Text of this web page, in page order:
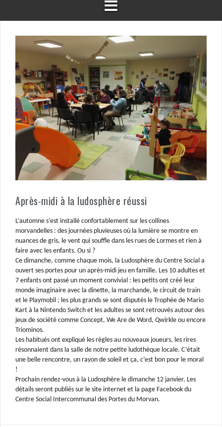
Après-midi à la ludosphère réussi
L’automne s’est installé confortablement sur les collines
morvandelles : des journées pluvieuses où la lumière se montre en
nuances de gris, le vent qui souffle dans les rues de Lormes et rien à
faire avec les enfants. Ou si ?
Ce dimanche, comme chaque mois, la Ludosphère du Centre Social a
ouvert ses portes pour un après-midi jeu en famille. Les 10 adultes et
7 enfants ont passé un moment convivial : les petits ont créé leur
monde imaginaire avec la dinette, la marchande, le circuit de train
et le Playmobil ; les plus grands se sont disputés le Trophée de Mario
Kart à la Nintendo Switch et les adultes se sont retrouvés autour des
jeux de société comme Concept, We Are de Word, Qwirkle ou encore
Triominos.
Les habitués ont expliqué les règles au nouveaux joueurs, les rires
résonnaient dans la salle de notre petite ludothèque locale. C’était
une belle rencontre, un rayon de soleil et ça, c’est bon pour le moral
!
Prochain rendez-vous à la Ludosphère le dimanche 12 janvier. Les
détails seront publiés sur le site internet et la page Facebook du
Centre Social Intercommunal des Portes du Morvan.